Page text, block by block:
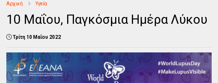
Αρχική Υγεία
10 Μαΐου, Παγκόσμια Ημέρα Λύκου
Τρίτη 10 Μαΐου 2022